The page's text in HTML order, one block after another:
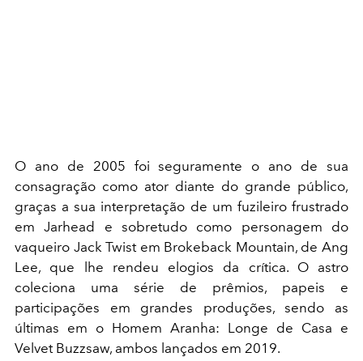
O ano de 2005 foi seguramente o ano de sua
consagração como ator diante do grande público,
graças a sua interpretação de um fuzileiro frustrado
em Jarhead e sobretudo como personagem do
vaqueiro Jack Twist em Brokeback Mountain, de Ang
Lee, que lhe rendeu elogios da crítica. O astro
coleciona uma série de prêmios, papeis e
participações em grandes produções, sendo as
últimas em o Homem Aranha: Longe de Casa e
Velvet Buzzsaw, ambos lançados em 2019.